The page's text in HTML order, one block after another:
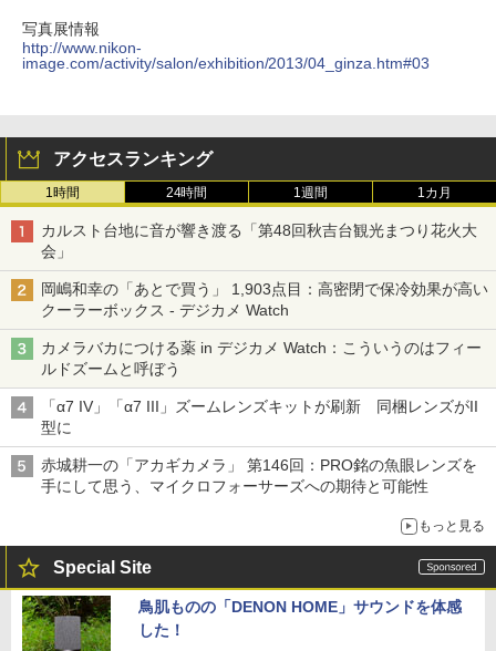
写真展情報
http://www.nikon-
image.com/activity/salon/exhibition/2013/04_ginza.htm#03
アクセスランキング
1時間 24時間 1週間 1カ月
カルスト台地に音が響き渡る「第48回秋吉台観光まつり花火大
会」
岡嶋和幸の「あとで買う」 1,903点目：高密閉で保冷効果が高い
クーラーボックス - デジカメ Watch
カメラバカにつける薬 in デジカメ Watch：こういうのはフィー
ルドズームと呼ぼう
「α7 IV」「α7 III」ズームレンズキットが刷新 同梱レンズがII
型に
赤城耕一の「アカギカメラ」 第146回：PRO銘の魚眼レンズを
手にして思う、マイクロフォーサーズへの期待と可能性
もっと見る
Special Site
鳥肌ものの「DENON HOME」サウンドを体感
した！